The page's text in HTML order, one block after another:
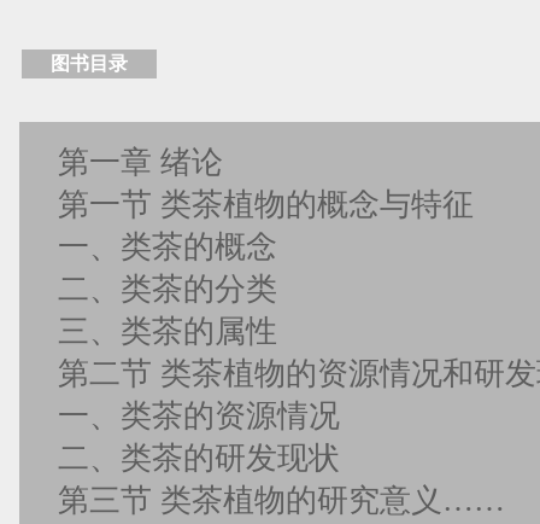
图书目录
第一章 绪论
第一节 类茶植物的概念与特征
一、类茶的概念
二、类茶的分类
三、类茶的属性
第二节 类茶植物的资源情况和研
一、类茶的资源情况
二、类茶的研发现状
第三节 类茶植物的研究意义……